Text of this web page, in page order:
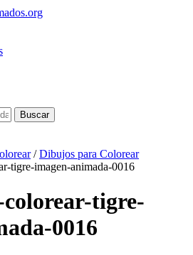
Buscar
/Dibujos para Colorear
tigre-imagen-animada-0016
tigre-
0016